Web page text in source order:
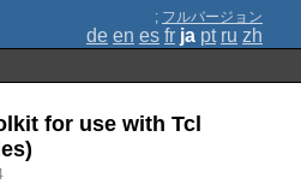
; フルバージョン
de en es fr ja pt ru zh
for use with Tcl